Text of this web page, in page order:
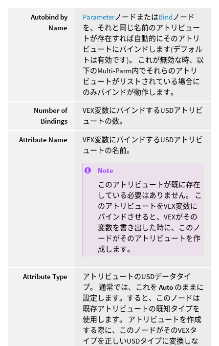
Autobind by
Name
ParameterノードまたはBind ノード
を、それと同じ名前のアトリビュー
トが存在すれば自動的にそのアトリ
ビュートにバインドします(デフォル
トは有効です)。 これが無効な時、以
下のMulti-Parm内でそれらのアトリ
ビュートがリストされている場合に
のみバインドが動作します。
Number of
Bindings
VEX変数にバインドするUSDアトリビ
ュートの数。
Attribute Name
VEX変数にバインドするUSDアトリビ
ュートの名前。
Note
このアトリビュートが既に存在
している必要はありません。 こ
のアトリビュートをVEX変数に
バインドさせると、VEXがその
変数を書き出した時に、このノ
ードがそのアトリビュートを作
成します。
Attribute Type
アトリビュートのUSDデータタイ
プ。 通常では、これを Auto のままに
設定します。すると、このノードは
既存アトリビュートの既知タイプを
使用します。 アトリビュートを作成
する際に、このノードがそのVEXタ
イプを正しいUSDタイプに変換しな